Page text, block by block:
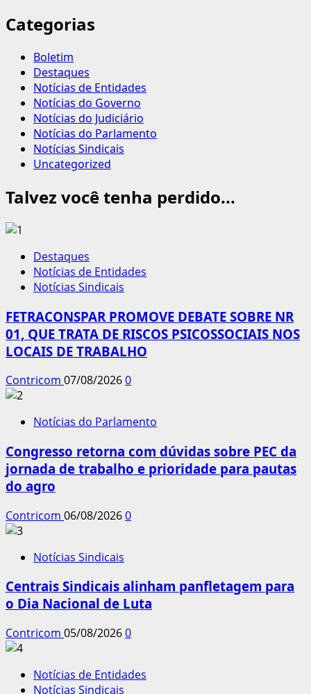
Categorias
Boletim
Destaques
Notícias de Entidades
Notícias do Governo
Notícias do Judiciário
Notícias do Parlamento
Notícias Sindicais
Uncategorized
Talvez você tenha perdido...
Destaques
Notícias de Entidades
Notícias Sindicais
FETRACONSPAR PROMOVE DEBATE SOBRE NR
01, QUE TRATA DE RISCOS PSICOSSOCIAIS NOS
LOCAIS DE TRABALHO
Contricom 07/08/20260
Notícias do Parlamento
Congresso retorna com dúvidas sobre PEC da
jornada de trabalho e prioridade para pautas
do agro
Contricom 06/08/20260
Notícias Sindicais
Centrais Sindicais alinham panfletagem para
o Dia Nacional de Luta
Contricom 05/08/20260
Notícias de Entidades
Notícias Sindicais